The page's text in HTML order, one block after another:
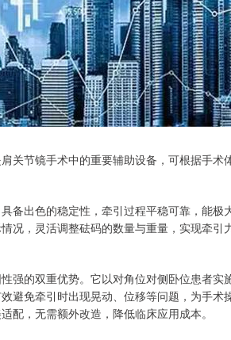
关节镜手术中的重要辅助设备，可根据手术
备出色的稳定性，牵引过程平稳可靠，能极
况，灵活调整砝码的数量与重量，实现牵引
强的双重优势。它以对角位对侧卧位患者实
避免牵引时出现晃动、位移等问题，为手术
配，无需额外改造，降低临床应用成本。